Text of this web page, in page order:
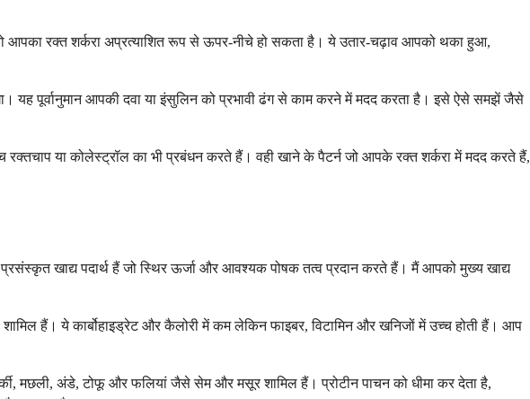
रक्त शर्करा अप्रत्याशित रूप से ऊपर-नीचे हो सकता है। ये उतार-चढ़ाव आपको थका हुआ,
यह पूर्वानुमान आपकी दवा या इंसुलिन को प्रभावी ढंग से काम करने में मदद करता है। इसे ऐसे समझें जैसे
या कोलेस्ट्रॉल का भी प्रबंधन करते हैं। वही खाने के पैटर्न जो आपके रक्त शर्करा में मदद करते हैं,
खाद्य पदार्थ हैं जो स्थिर ऊर्जा और आवश्यक पोषक तत्व प्रदान करते हैं। मैं आपको मुख्य खाद्य
शामिल हैं। ये कार्बोहाइड्रेट और कैलोरी में कम लेकिन फाइबर, विटामिन और खनिजों में उच्च होती हैं। आप
मछली, अंडे, टोफू और फलियां जैसे सेम और मसूर शामिल हैं। प्रोटीन पाचन को धीमा कर देता है,